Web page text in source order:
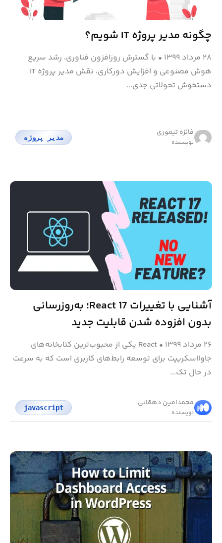
چگونه مدیر پروژه IT شویم؟
۲۸ مرداد ۱۳۹۹ • با گسترش روزافزون فناوری، رشد سریع
هوش مصنوعی و افزایش دورکاری، نقش مدیر پروژه IT
دستخوش تحولاتی جدی...
فائزه تیموری
نویسنده
مدیر پروژه
آشنایی با تغییرات React 17؛ به‌روزرسانی
بدون افزوده شدن قابلیت جدید
۲۶ مرداد ۱۳۹۹ •
React یکی از محبوب‌ترین کتابخانه‌های
جاوااسکریپت برای توسعه رابط‌های کاربری است که به سرعت
در حال تک...
محمد‌امین دهقانی
نویسنده
javascript